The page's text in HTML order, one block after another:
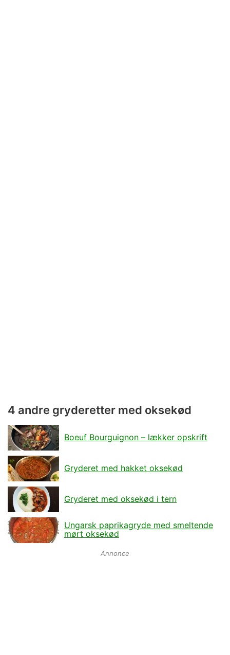
4 andre gryderetter med oksekød
Boeuf Bourguignon – lækker opskrift
Gryderet med hakket oksekød
Gryderet med oksekød i tern
Ungarsk paprikagryde med smeltende
mørt oksekød
Annonce